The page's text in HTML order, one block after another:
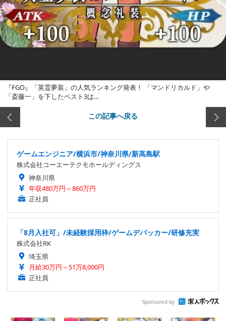
『FGO』「英霊夢装」の人気ランキング発表！ 「マンドリカルド」や
「斎藤一」を下したベスト3は…
この記事へ戻る
ゲームエンジニア/横浜市/神奈川県/新高島駅
株式会社コーエーテクモホールディングス
神奈川県
年収480万円～860万円
正社員
「8月入社可」/未経験採用枠/ゲームデバッカー/研修充実
株式会社RK
埼玉県
月給30万円～51万8,000円
正社員
Sponsored by